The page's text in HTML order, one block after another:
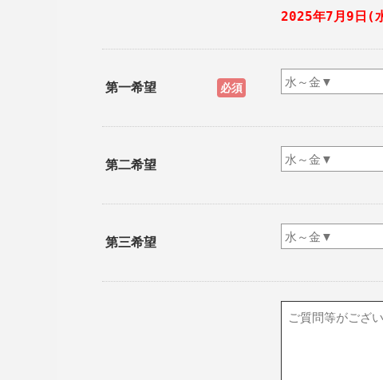
2025年7月9日(
第一希望 必須
第二希望
第三希望